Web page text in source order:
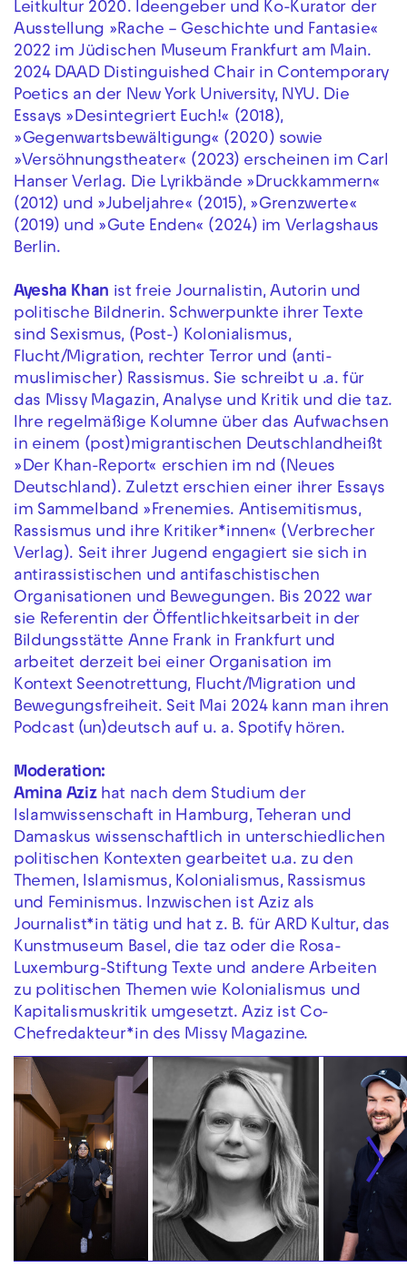
Leitkultur 2020. Ideengeber und Ko-Kurator der
Ausstellung »Rache – Geschichte und Fantasie«
2022 im Jüdischen Museum Frankfurt am Main.
2024 DAAD Distinguished Chair in Contemporary
Poetics an der New York University, NYU. Die
Essays »Desintegriert Euch!« (2018),
»Gegenwartsbewältigung« (2020) sowie
»Versöhnungstheater« (2023) erscheinen im Carl
Hanser Verlag. Die Lyrikbände »Druckkammern«
(2012) und »Jubeljahre« (2015), »Grenzwerte«
(2019) und »Gute Enden« (2024) im Verlagshaus
Berlin.
Ayesha Khan ist freie Journalistin, Autorin und
politische Bildnerin. Schwerpunkte ihrer Texte
sind Sexismus, (Post-) Kolonialismus,
Flucht/Migration, rechter Terror und (anti-
muslimischer) Rassismus. Sie schreibt u .a. für
das Missy Magazin, Analyse und Kritik und die taz.
Ihre regelmäßige Kolumne über das Aufwachsen
in einem (post)migrantischen Deutschlandheißt
»Der Khan-Report« erschien im nd (Neues
Deutschland). Zuletzt erschien einer ihrer Essays
im Sammelband »Frenemies. Antisemitismus,
Rassismus und ihre Kritiker*innen« (Verbrecher
Verlag). Seit ihrer Jugend engagiert sie sich in
antirassistischen und antifaschistischen
Organisationen und Bewegungen. Bis 2022 war
sie Referentin der Öffentlichkeitsarbeit in der
Bildungsstätte Anne Frank in Frankfurt und
arbeitet derzeit bei einer Organisation im
Kontext Seenotrettung, Flucht/Migration und
Bewegungsfreiheit. Seit Mai 2024 kann man ihren
Podcast (un)deutsch auf u. a. Spotify hören.
Moderation:
Amina Azizhat nach dem Studium der
Islamwissenschaft in Hamburg, Teheran und
Damaskus wissenschaftlich in unterschiedlichen
politischen Kontexten gearbeitet u.a. zu den
Themen, Islamismus, Kolonialismus, Rassismus
und Feminismus. Inzwischen ist Aziz als
Journalist*in tätig und hat z. B. für ARD Kultur, das
Kunstmuseum Basel, die taz oder die Rosa-
Luxemburg-Stiftung Texte und andere Arbeiten
zu politischen Themen wie Kolonialismus und
Kapitalismuskritik umgesetzt. Aziz ist Co-
Chefredakteur*in des Missy Magazine.